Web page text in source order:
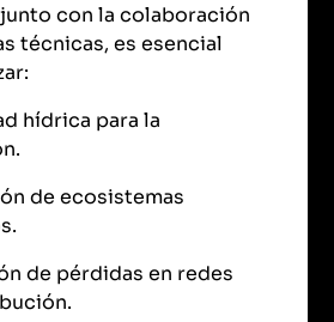
con la colaboración
técnicas, es esencial
hídrica para la
de ecosistemas
de pérdidas en redes